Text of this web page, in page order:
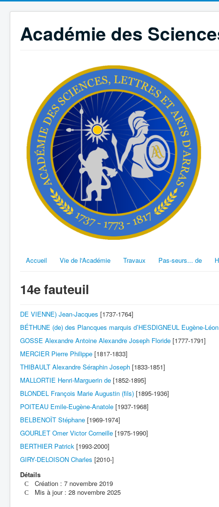
Académie des
Accueil Vie de l'Académie Travaux Pas-seurs... de
14e fauteuil
DE VIENNE) Jean-Jacques [1737-1764]
BÉTHUNE (de) des Plancques marquis d’HESDIGNEUL Eugène-Léon
GOSSE Alexandre Antoine Alexandre Joseph Floride [1777-1791]
MERCIER Pierre Philippe [1817-1833]
THIBAULT Alexandre Séraphin Joseph [1833-1851]
MALLORTIE Henri-Marguerin de [1852-1895]
BLONDEL François Marie Augustin (fils) [1895-1936]
POITEAU Emile-Eugène-Anatole [1937-1968]
BELBENOÎT Stéphane [1969-1974]
GOURLET Omer Victor Corneille [1975-1990]
BERTHIER Patrick [1993-2000]
GIRY-DELOISON Charles [2010-]
Détails
Création : 7 novembre 2019
Mis à jour : 28 novembre 2025